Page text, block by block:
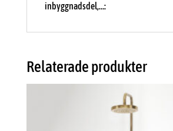
inbyggnadsdel,…:
Relaterade produkter